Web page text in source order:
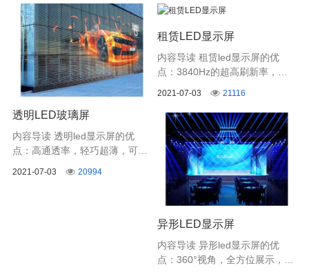
各类品牌信息展示场景使用。
透明LED玻璃屏
内容导读 透明led显示屏的优
点：高通透率，轻巧超薄，可弯
2021-07-03 20994
租赁LED显示屏
内容导读 租赁led显示屏的优
点：3840Hz的超高刷新率，在
示画面，满足现场直播镜头切换
无闪烁的需求。
2021-07-03 21116
异形LED显示屏
内容导读 异形led显示屏的优
点：360°视角，全方位展示，时